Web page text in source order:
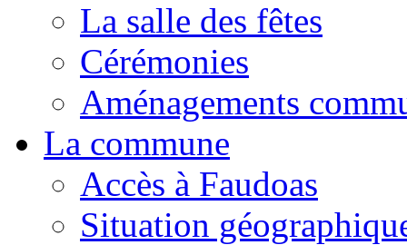
La salle des fêtes
Cérémonies
Aménagements
La commune
Accès à Faudoas
Situation